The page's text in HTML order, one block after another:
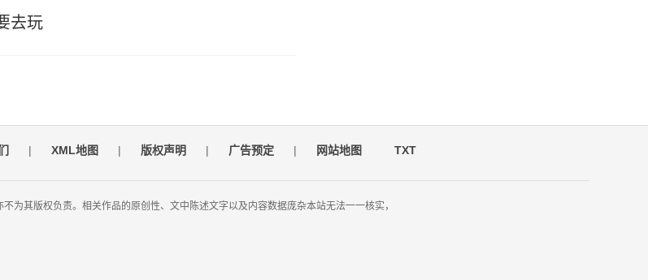
去玩
| XML地图 | 版权声明 | 广告预定 | 网站地图 TXT
其版权负责。相关作品的原创性、文中陈述文字以及内容数据庞杂本站无法一一核实，